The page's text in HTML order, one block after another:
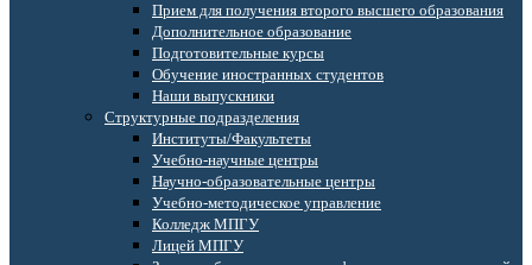
Прием для получения второго высшего образования
Дополнительное образование
Подготовительные курсы
Обучение иностранных студентов
Наши выпускники
Структурные подразделения
Институты/Факультеты
Учебно-научные центры
Научно-образовательные центры
Учебно-методическое управление
Колледж МПГУ
Лицей МПГУ